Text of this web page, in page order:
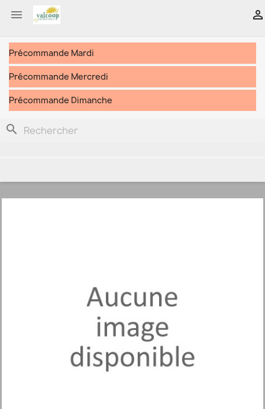
 
Précommande Mardi
Précommande Mercredi
Précommande Dimanche
search